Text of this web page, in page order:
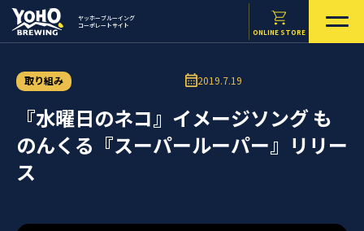
ヤッホーブルーイング
コーポレートサイト
ONLINE STORE
取り組み 2019.7.19
『水曜日のネコ』イメージソング も
のんくる『スーパールーパー』リリー
ス